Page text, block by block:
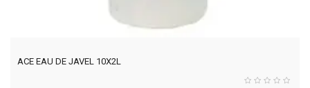
ACE EAU DE JAVEL 10X2L